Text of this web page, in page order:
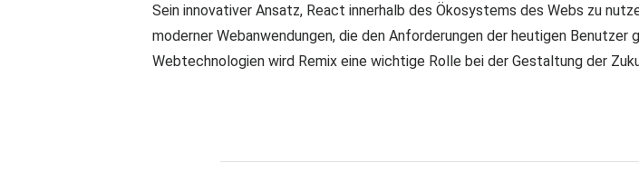
Sein innovativer Ansatz, React innerhalb des Ökosystems des Webs zu
moderner Webanwendungen, die den Anforderungen der heutigen
Webtechnologien wird Remix eine wichtige Rolle bei der Gestaltung der